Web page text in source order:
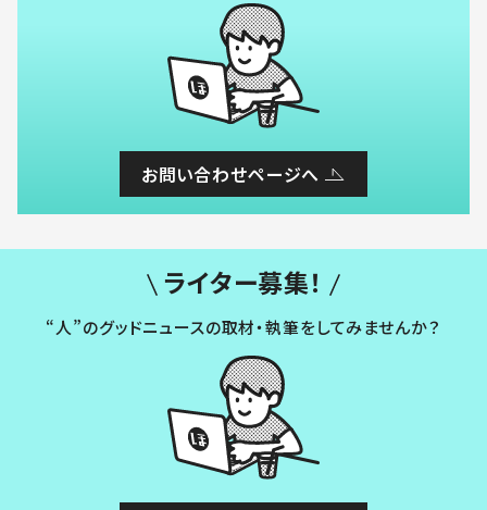
お問い合わせページへ
ライター募集！
“人”のグッドニュースの取材・執筆をしてみませんか？